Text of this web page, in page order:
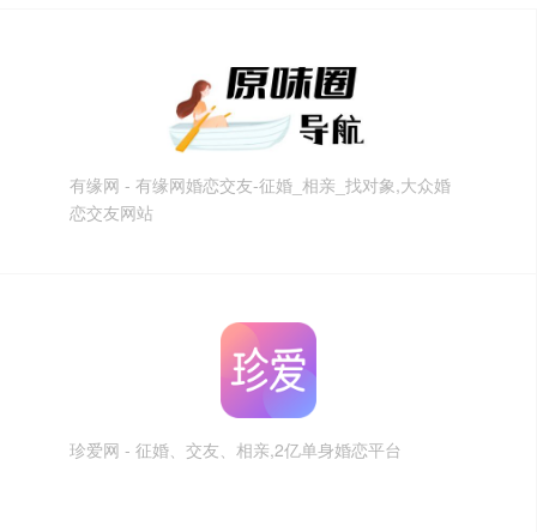
有缘网 - 有缘网婚恋交友-征婚_相亲_找对象,大众婚
恋交友网站
珍爱网 - 征婚、交友、相亲,2亿单身婚恋平台